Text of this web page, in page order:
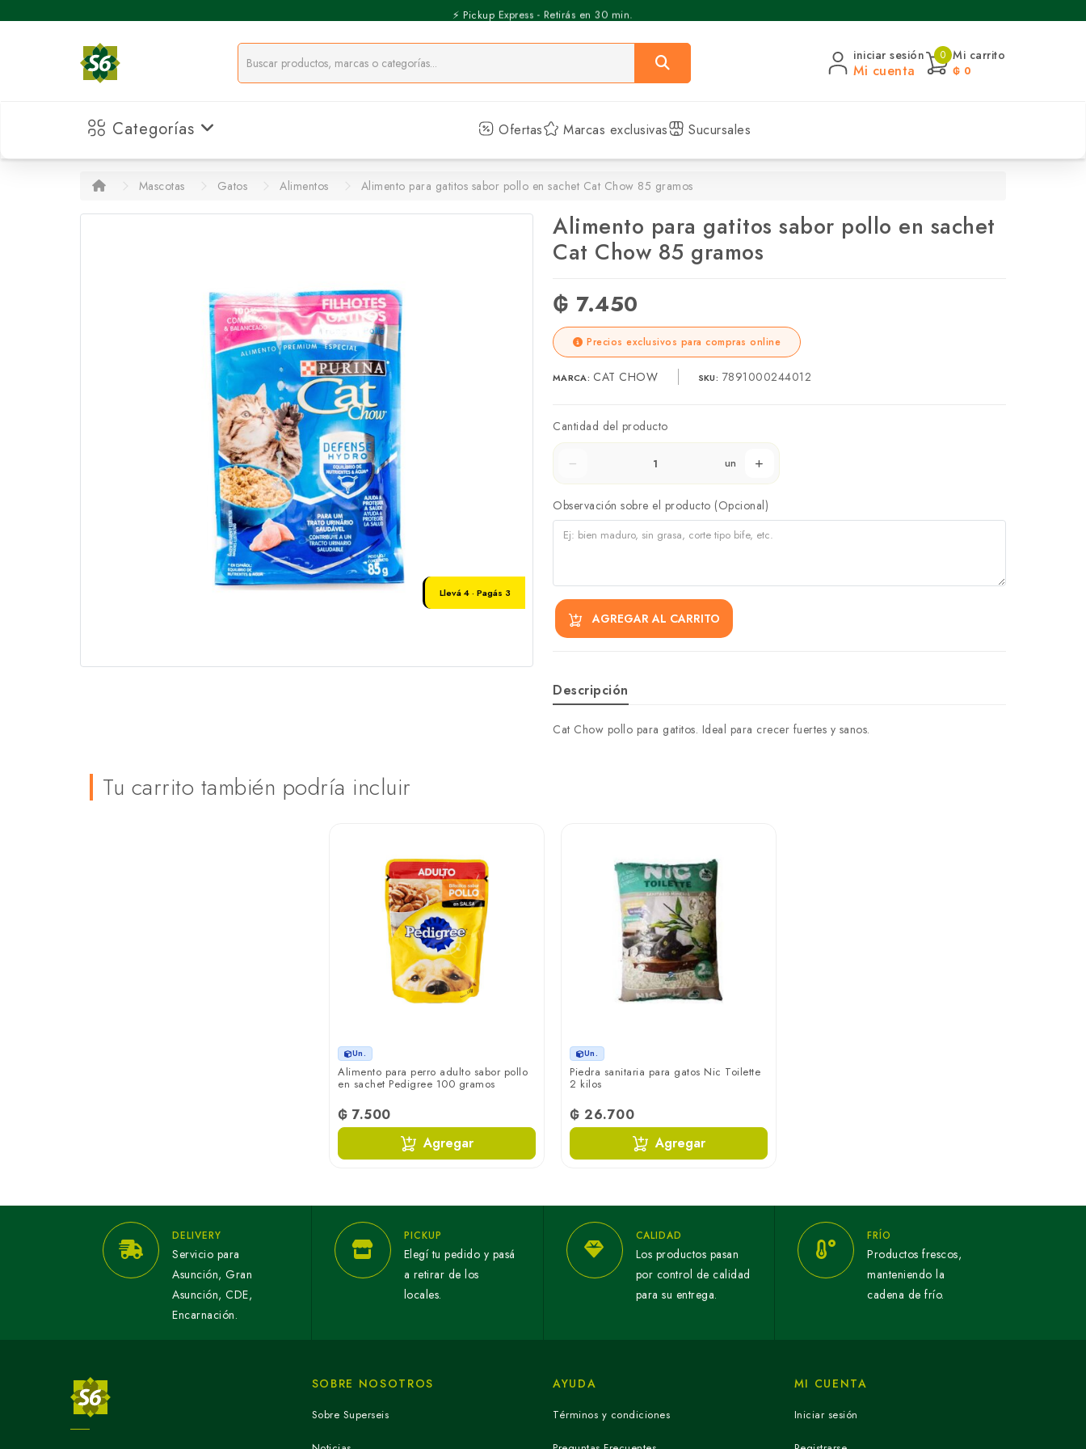
⚡️ Pickup Express - Retirás en 30 min.
iniciar sesión
Mi cuenta
0 Mi carrito
₲ 0
Categorías Ofertas Marcas exclusivas Sucursales
Mascotas Gatos Alimentos Alimento para gatitos sabor pollo en sachet Cat Chow 85 gramos
Llevá 4 · Pagás 3
Alimento para gatitos sabor pollo en sachet
Cat Chow 85 gramos
₲ 7.450
Precios exclusivos para compras online
MARCA: CAT CHOW SKU: 7891000244012
Cantidad del producto
un
Observación sobre el producto (Opcional)
AGREGAR AL CARRITO
Descripción
Cat Chow pollo para gatitos. Ideal para crecer fuertes y sanos.
Tu carrito también podría incluir
Un.
Alimento para perro adulto sabor pollo
en sachet Pedigree 100 gramos
₲ 7.500
Agregar
Un.
Piedra sanitaria para gatos Nic Toilette
2 kilos
₲ 26.700
Agregar
DELIVERY
Servicio para
Asunción, Gran
Asunción, CDE,
Encarnación.
PICKUP
Elegí tu pedido y pasá
a retirar de los
locales.
CALIDAD
Los productos pasan
por control de calidad
para su entrega.
FRÍO
Productos frescos,
manteniendo la
cadena de frío.
SOBRE NOSOTROS
Sobre Superseis
AYUDA
Términos y condiciones
MI CUENTA
Iniciar sesión